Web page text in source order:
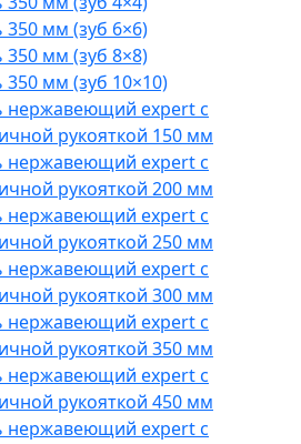
мм (зуб 6×6)
мм (зуб 8×8)
мм (зуб 10×10)
нержавеющий expert с
рукояткой 150 мм
нержавеющий expert с
рукояткой 200 мм
нержавеющий expert с
рукояткой 250 мм
нержавеющий expert с
рукояткой 300 мм
нержавеющий expert с
рукояткой 350 мм
нержавеющий expert с
рукояткой 450 мм
нержавеющий expert с